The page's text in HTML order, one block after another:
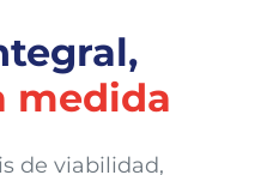
medida
de viabilidad,